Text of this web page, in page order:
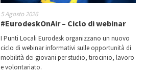
5 Agosto 2026
#EurodeskOnAir – Ciclo di webinar
I Punti Locali Eurodesk organizzano un nuovo
ciclo di webinar informativi sulle opportunità di
mobilità dei giovani per studio, tirocinio, lavoro
e volontariato.